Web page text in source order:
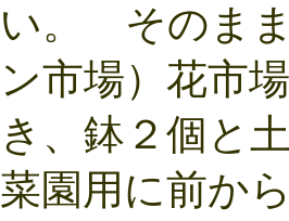
い。 そのま
ン市場）花市
き、鉢２個と
菜園用に前か